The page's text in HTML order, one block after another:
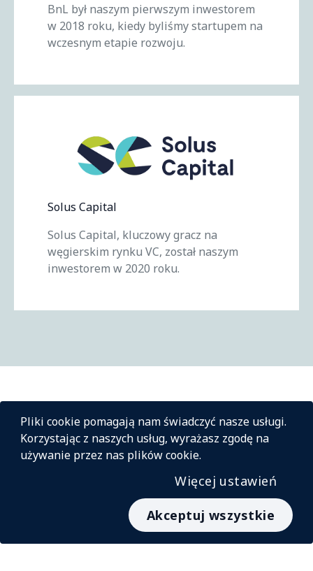
BnL był naszym pierwszym inwestorem
w 2018 roku, kiedy byliśmy startupem na
wczesnym etapie rozwoju.
Solus Capital
Solus Capital, kluczowy gracz na
węgierskim rynku VC, został naszym
inwestorem w 2020 roku.
Dla kupców O nas
Pliki cookie pomagają nam świadczyć nasze usługi.
Korzystając z naszych usług, wyrażasz zgodę na
używanie przez nas plików cookie.
Więcej ustawień
Akceptuj wszystkie